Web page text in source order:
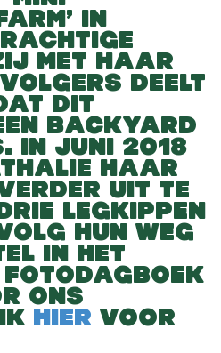
IN
MET HAAR
DEELT
DIT
BACKYARD
IN JUNI 2018
HAAR
UIT TE
LEGKIPPEN
HUN WEG
IN HET
ONS
HIER VOOR